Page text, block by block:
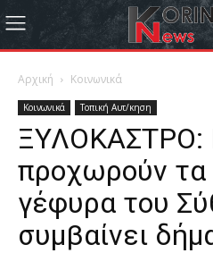
Αρχική Κοινωνικά
Κοινωνικά Τοπική Αυτ/κηση
ΞΥΛΟΚΑΣΤΡΟ:
προχωρούν τα
γέφυρα του
συμβαίνει